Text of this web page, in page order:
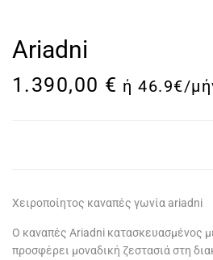
Ariadni
1.390,00 € ή 46.9€/
Χειροποίητος καναπές γωνία ariadni
Ο καναπές Ariadni κατασκευασμένος
προσφέρει μοναδική ζεστασιά στη